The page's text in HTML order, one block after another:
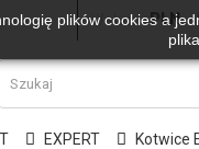
Waluta :PLN
EXPERT Kotwice
plików cookies a